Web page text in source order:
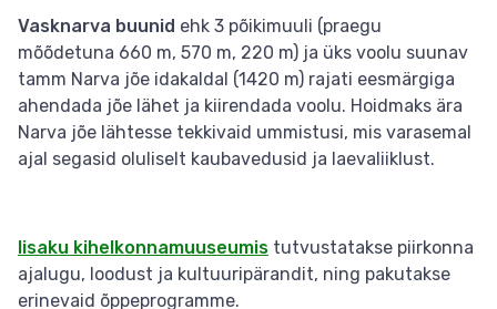
Vasknarva buunid ehk 3 põikimuuli (praegu
mõõdetuna 660 m, 570 m, 220 m) ja üks voolu suunav
tamm Narva jõe idakaldal (1420 m) rajati eesmärgiga
ahendada jõe lähet ja kiirendada voolu. Hoidmaks ära
Narva jõe lähtesse tekkivaid ummistusi, mis varasemal
ajal segasid oluliselt kaubavedusid ja laevaliiklust.
Iisaku kihelkonnamuuseumis tutvustatakse piirkonna
ajalugu, loodust ja kultuuripärandit, ning pakutakse
erinevaid õppeprogramme.